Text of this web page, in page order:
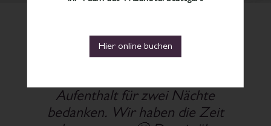
freue mich, dieses Mal selbst
vor Ort dabei gewesen zu
Hier online buchen